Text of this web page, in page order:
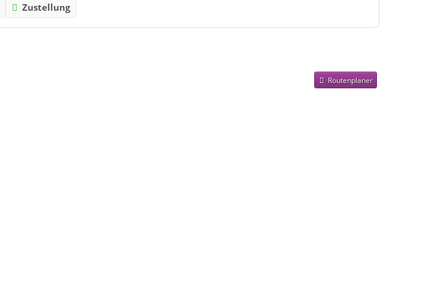
Zustellung
Routenplaner